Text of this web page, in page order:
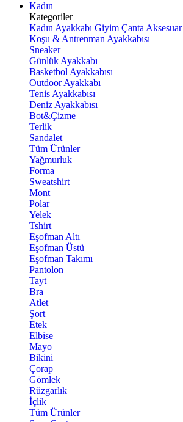
Kadın
Kategoriler
Kadın Ayakkabı Giyim Çanta Aksesuar
Koşu & Antrenman Ayakkabısı
Sneaker
Günlük Ayakkabı
Basketbol Ayakkabısı
Outdoor Ayakkabı
Tenis Ayakkabısı
Deniz Ayakkabısı
Bot&Çizme
Terlik
Sandalet
Tüm Ürünler
Yağmurluk
Forma
Sweatshirt
Mont
Polar
Yelek
Tshirt
Eşofman Altı
Eşofman Üstü
Eşofman Takımı
Pantolon
Tayt
Bra
Atlet
Şort
Etek
Elbise
Mayo
Bikini
Çorap
Gömlek
Rüzgarlık
İçlik
Tüm Ürünler